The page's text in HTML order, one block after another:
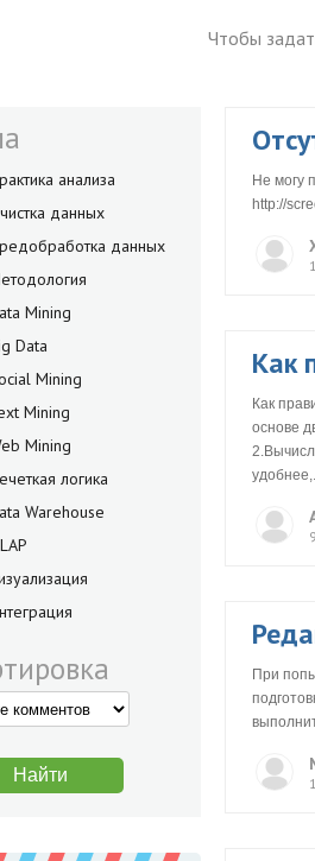
Чтобы
анализа
данных
данных
Mining
Data
Mining
Mining
Mining
логика
Warehouse
Не могу
http://
Как
Как
основе
При